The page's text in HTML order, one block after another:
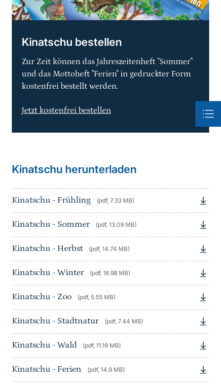
Kinatschu bestellen
Zur Zeit können das Jahreszeitenheft "Sommer"
und das Mottoheft "Ferien" in gedruckter Form
kostenfrei bestellt werden.
Jetzt kostenfrei bestellen
Kinatschu herunterladen
Kinatschu - Frühling (pdf, 7.33 MB)
Kinatschu - Sommer (pdf, 13.09 MB)
Kinatschu - Herbst (pdf, 14.74 MB)
Kinatschu - Winter (pdf, 16.98 MB)
Kinatschu - Zoo (pdf, 5.55 MB)
Kinatschu - Stadtnatur (pdf, 7.44 MB)
Kinatschu - Wald (pdf, 11.19 MB)
Kinatschu - Ferien (pdf, 14.9 MB)